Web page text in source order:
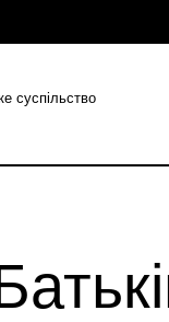
суспільство